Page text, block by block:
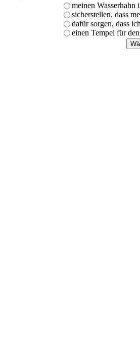
meinen
sicherstellen, dass
dafür sorgen, dass
einen Tempel für